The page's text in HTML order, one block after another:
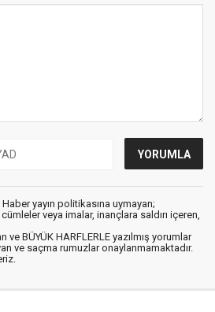
yayın politikasına uymayan;
veya imalar, inançlara saldırı içeren,
ve BÜYÜK HARFLERLE yazılmış yorumlar
ve saçma rumuzlar onaylanmamaktadır.